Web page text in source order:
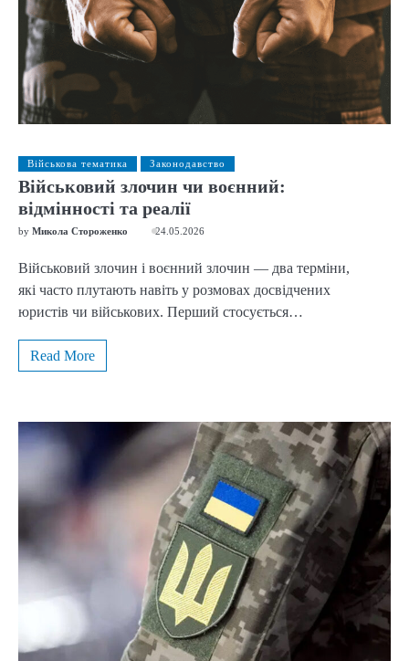
Військова тематика Законодавство
Військовий злочин чи воєнний:
відмінності та реалії
by Микола Стороженко 24.05.2026
Військовий злочин і воєнний злочин — два терміни,
які часто плутають навіть у розмовах досвідчених
юристів чи військових. Перший стосується…
Read More